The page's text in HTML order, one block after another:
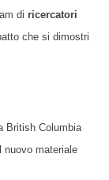
di ricercatori
che si dimostri
British Columbia
nuovo materiale